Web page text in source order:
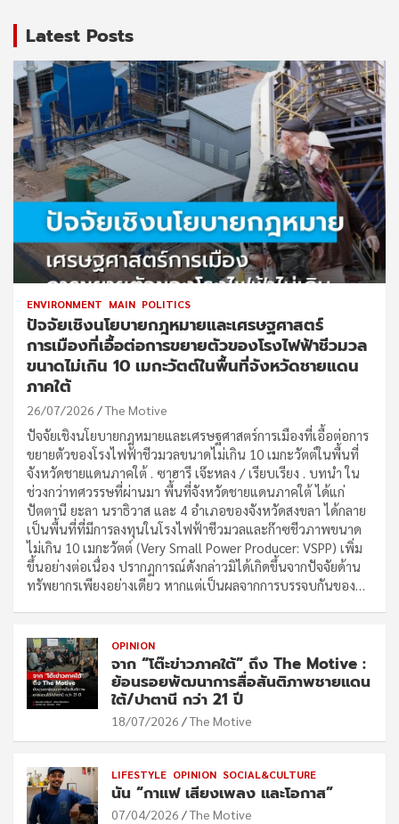
Latest Posts
ENVIRONMENT MAIN POLITICS
ปัจจัยเชิงนโยบายกฎหมายและเศรษฐศาสตร์
การเมืองที่เอื้อต่อการขยายตัวของโรงไฟฟ้าชีวมวล
ขนาดไม่เกิน 10 เมกะวัตต์ในพื้นที่จังหวัดชายแดน
ภาคใต้
26/07/2026 The Motive
ปัจจัยเชิงนโยบายกฎหมายและเศรษฐศาสตร์การเมืองที่เอื้อต่อการ
ขยายตัวของโรงไฟฟ้าชีวมวลขนาดไม่เกิน 10 เมกะวัตต์ในพื้นที่
จังหวัดชายแดนภาคใต้ . ซาฮารี เจ๊ะหลง / เรียบเรียง . บทนำ ใน
ช่วงกว่าทศวรรษที่ผ่านมา พื้นที่จังหวัดชายแดนภาคใต้ ได้แก่
ปัตตานี ยะลา นราธิวาส และ 4 อำเภอของจังหวัดสงขลา ได้กลาย
เป็นพื้นที่ที่มีการลงทุนในโรงไฟฟ้าชีวมวลและก๊าซชีวภาพขนาด
ไม่เกิน 10 เมกะวัตต์ (Very Small Power Producer: VSPP) เพิ่ม
ขึ้นอย่างต่อเนื่อง ปรากฏการณ์ดังกล่าวมิได้เกิดขึ้นจากปัจจัยด้าน
ทรัพยากรเพียงอย่างเดียว หากแต่เป็นผลจากการบรรจบกันของ…
OPINION
จาก “โต๊ะข่าวภาคใต้” ถึง The Motive :
ย้อนรอยพัฒนาการสื่อสันติภาพชายแดน
ใต้/ปาตานี กว่า 21 ปี
18/07/2026 The Motive
LIFESTYLE OPINION SOCIAL&CULTURE
นัน “กาแฟ เสียงเพลง และโอกาส”
07/04/2026 The Motive